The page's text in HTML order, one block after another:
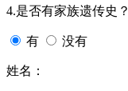
4.是否有家族遗传史？
有 没有
姓名：